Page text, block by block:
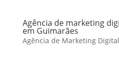
Agência de marketing
em Guimarães
Agência de Marketing